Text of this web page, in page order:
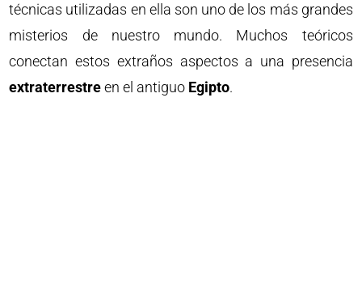
técnicas utilizadas en ella son uno de los más grandes
misterios de nuestro mundo. Muchos teóricos
conectan estos extraños aspectos a una presencia
extraterrestreen el antiguo Egipto.